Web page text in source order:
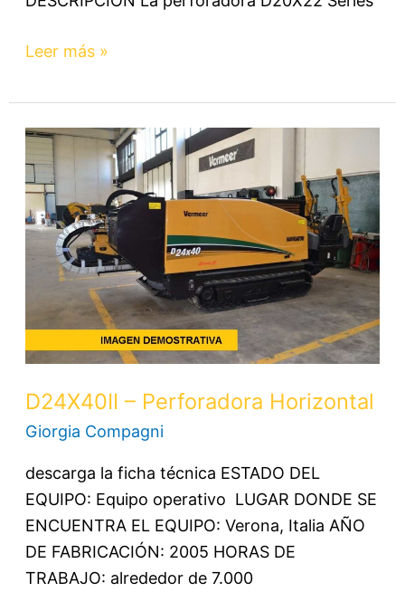
Leer más »
D24X40II – Perforadora Horizontal
Giorgia Compagni
descarga la ficha técnica ESTADO DEL
EQUIPO: Equipo operativo LUGAR DONDE SE
ENCUENTRA EL EQUIPO: Verona, Italia AÑO
DE FABRICACIÓN: 2005 HORAS DE
TRABAJO: alrededor de 7.000
D24X40II
–
Perforadora
Horizontal